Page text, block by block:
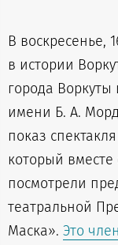
В воскресенье,
в истории
города
имени Б. А.
показ
который
посмотрели
театральной
Маска». Это